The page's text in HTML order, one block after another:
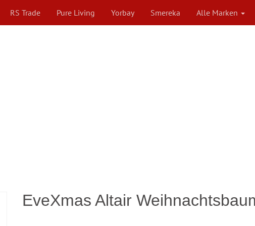
RS Trade Pure Living Yorbay Smereka Alle Marken
EveXmas Altair